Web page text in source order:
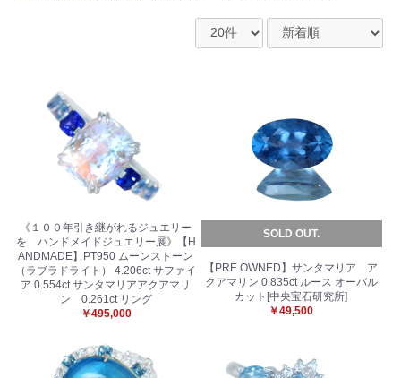
《１００年引き継がれるジュエリー
を ハンドメイドジュエリー展》【H
ANDMADE】PT950 ムーンストーン
（ラブラドライト） 4.206ct サファイ
ア 0.554ct サンタマリアアクアマリ
ン 0.261ct リング
￥495,000
SOLD OUT.
【PRE OWNED】サンタマリア ア
クアマリン 0.835ct ルース オーバル
カット[中央宝石研究所]
￥49,500